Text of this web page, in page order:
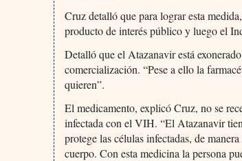
Cruz detalló que para lograr esta
producto de interés público y luego el
Detalló que el Atazanavir está
comercialización. “Pese a ello la
quieren”.
El medicamento, explicó Cruz, no se
infectada con el VIH. “El Atazanavir
protege las células infectadas, de
cuerpo. Con esta medicina la persona